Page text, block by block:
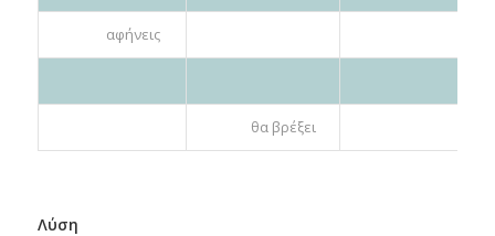
αφήνεις
θα βρέξει
Λύση